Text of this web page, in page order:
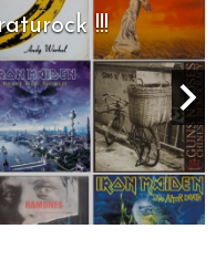
!!!